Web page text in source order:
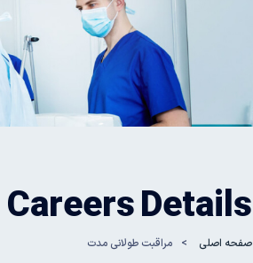
CareersDetails
صفحه اصلی مراقبت طولانی مدت